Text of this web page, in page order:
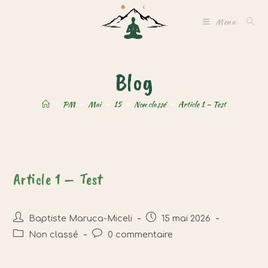
Menu
Blog
> PM > Mai > 15 > Non classé > Article 1 – Test
Article 1 – Test
Auteur/autrice
de
Baptiste Maruca-Miceli
Publication
publiée :
15 mai 2026
PostNon classé
Commentaires
0 commentaire